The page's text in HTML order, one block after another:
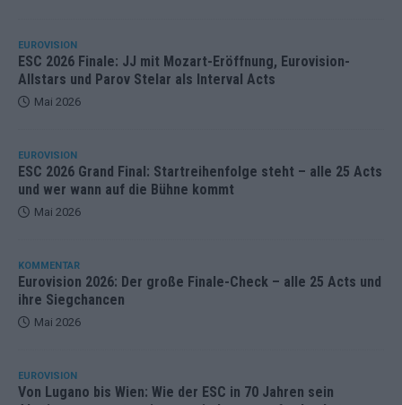
EUROVISION
ESC 2026 Finale: JJ mit Mozart-Eröffnung, Eurovision-
Allstars und Parov Stelar als Interval Acts
Mai 2026
EUROVISION
ESC 2026 Grand Final: Startreihenfolge steht – alle 25 Acts
und wer wann auf die Bühne kommt
Mai 2026
KOMMENTAR
Eurovision 2026: Der große Finale-Check – alle 25 Acts und
ihre Siegchancen
Mai 2026
EUROVISION
Von Lugano bis Wien: Wie der ESC in 70 Jahren sein